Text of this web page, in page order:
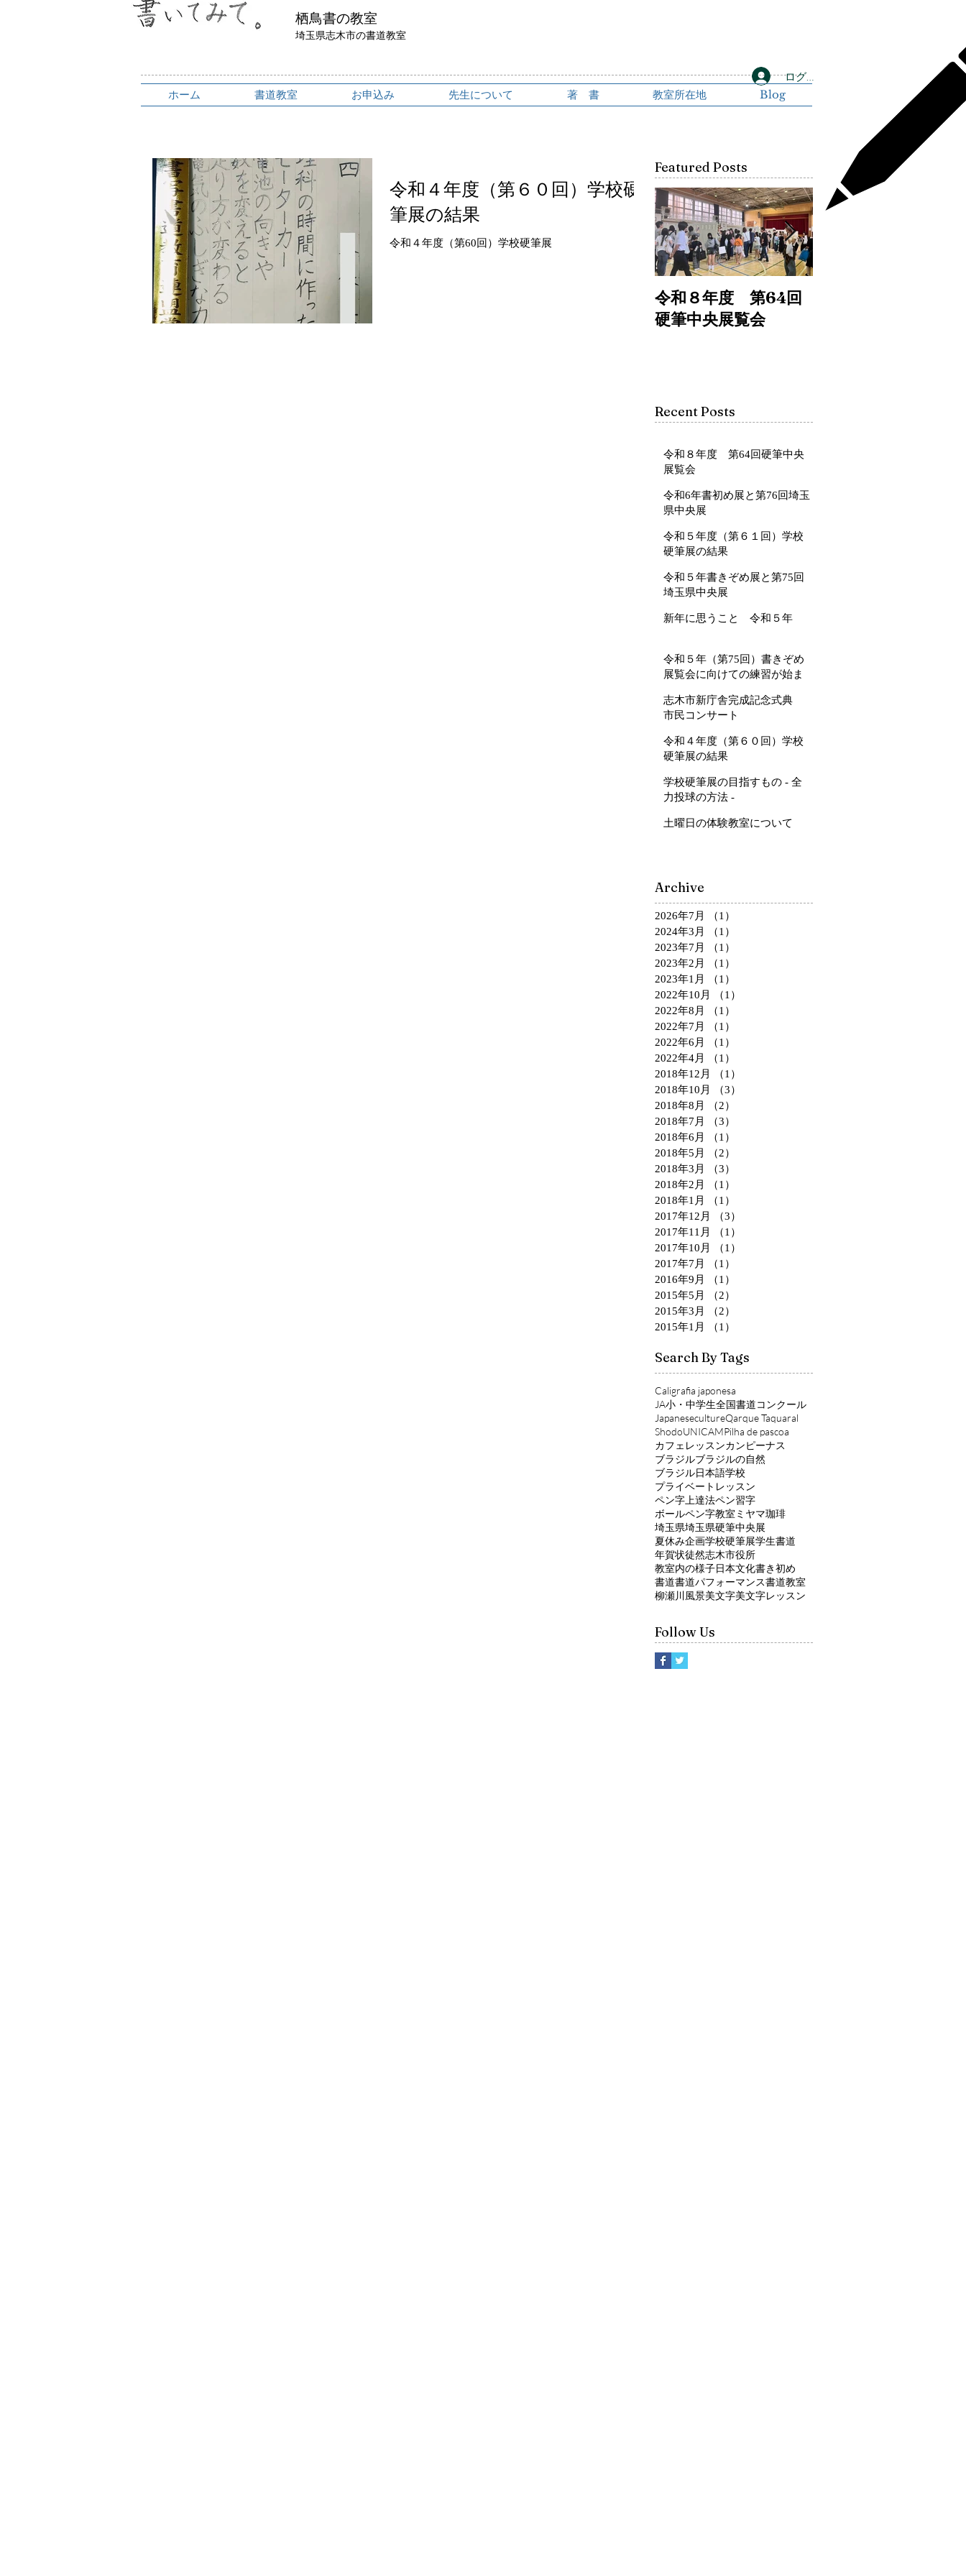
​栖鳥書の教室
埼玉県志木市の書道教室
ホーム 書道教室 お申込み 先生について 著 書 教室所在地 Blog
ログイン
令和４年度（第６０回）学校硬
筆展の結果
令和４年度（第60回）学校硬筆展
Featured Posts
令和８年度 第64回
硬筆中央展覧会
Recent Posts
令和８年度 第64回硬筆中央
展覧会
令和6年書初め展と第76回埼玉
県中央展
令和５年度（第６１回）学校
硬筆展の結果
令和５年書きぞめ展と第75回
埼玉県中央展
新年に思うこと 令和５年
令和５年（第75回）書きぞめ
展覧会に向けての練習が始ま
志木市新庁舎完成記念式典
市民コンサート
令和４年度（第６０回）学校
硬筆展の結果
学校硬筆展の目指すもの - 全
力投球の方法 -
土曜日の体験教室について
Archive
2026年7月 （1）
2024年3月
（1）
2023年7月
（1）
2023年2月
（1）
2023年1月
（1）
2022年10月
（1）
2022年8月
（1）
2022年7月
（1）
2022年6月
（1）
2022年4月
（1）
2018年12月
（1）
2018年10月
（3）
2018年8月
（2）
2018年7月
（3）
2018年6月
（1）
2018年5月
（2）
2018年3月
（3）
2018年2月
（1）
2018年1月
（1）
2017年12月
（3）
2017年11月
（1）
2017年10月
（1）
2017年7月
（1）
2016年9月
（1）
2015年5月
（2）
2015年3月
（2）
2015年1月
（1）
Search By Tags
Caligrafia japonesa
JA小・中学生全国書道コンクール
JapanesecultureQarque Taquaral
ShodoUNICAMPilha de pascoa
カフェレッスンカンピーナス
ブラジルブラジルの自然
ブラジル日本語学校
プライベートレッスン
ペン字上達法ペン習字
ボールペン字教室 ミヤマ珈琲
埼玉県埼玉県硬筆中央展
夏休み企画学校硬筆展学生書道
年賀状徒然志木市役所
教室内の様子日本文化書き初め
書道書道パフォーマンス書道教室
柳瀬川風景美文字美文字レッスン
Follow Us